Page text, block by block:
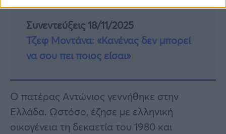
Συνεντεύξεις 18/11/2025
Τζεφ Μοντάνα: «Κανένας δεν μπορεί
να σου πει ποιος είσαι»
Ο πατέρας Αντώνιος γεννήθηκε στην
Ελλάδα. Ωστόσο, έζησε με ελληνική
οικογένεια τη δεκαετία του 1980 και